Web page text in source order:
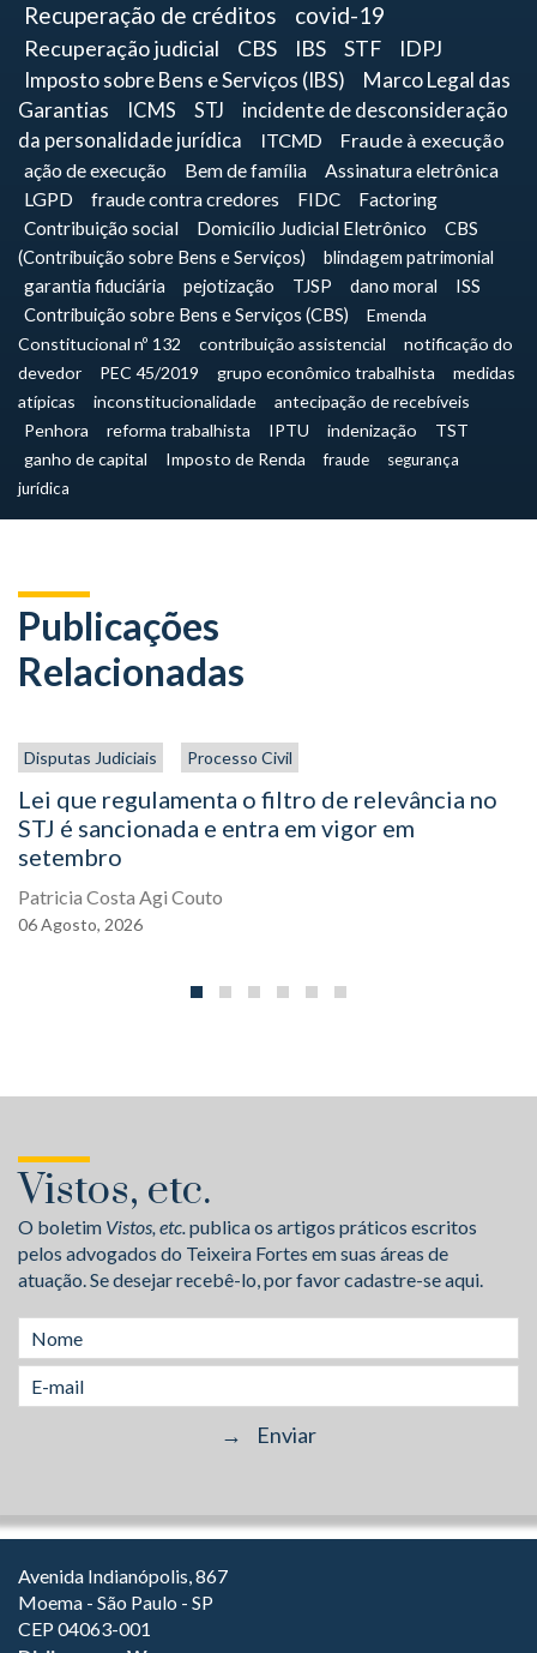
Recuperação de créditos
covid-19
Recuperação judicial CBS IBS STF
IDPJ
Imposto sobre Bens e Serviços (IBS)
Marco Legal das
Garantias
ICMS STJ
incidente de desconsideração
da personalidade jurídica
ITCMD
Fraude à execução
ação de execução
Bem de família
Assinatura eletrônica
LGPD
fraude contra credores FIDC
Factoring
Contribuição social
Domicílio Judicial Eletrônico
CBS
(Contribuição sobre Bens e Serviços)
blindagem patrimonial
garantia fiduciária
pejotização TJSP dano moral
ISS
Contribuição sobre Bens e Serviços (CBS)
Emenda
Constitucional nº 132
contribuição assistencial
notificação do
devedor
PEC 45/2019 grupo econômico trabalhista
medidas
atípicas
inconstitucionalidade
antecipação de recebíveis
Penhora
reforma trabalhista IPTU indenização
TST
ganho de capital
Imposto de Renda fraude
segurança
jurídica
Publicações
Relacionadas
Disputas Judiciais Processo Civil
Lei que regulamenta o filtro de relevância no
STJ é sancionada e entra em vigor em
setembro
Patricia Costa Agi Couto
06Agosto, 2026
Vistos, etc.
O boletim Vistos, etc.publica os artigos práticos escritos
pelos advogados do Teixeira Fortes em suas áreas de
atuação. Se desejar recebê-lo, por favor cadastre-se aqui.
Avenida Indianópolis, 867
Moema - São Paulo - SP
CEP 04063-001